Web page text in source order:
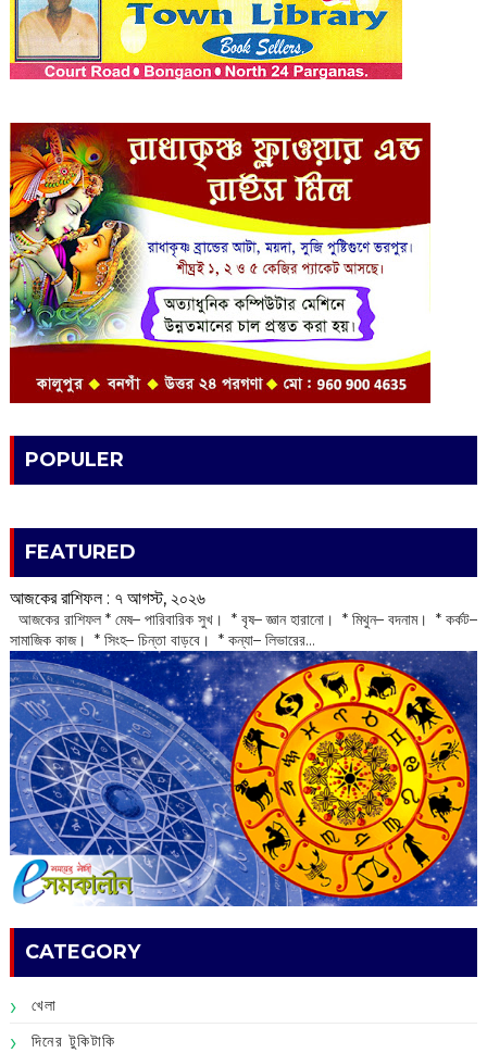
POPULER
FEATURED
আজকের রাশিফল :‌ ‌‌৭ আগস্ট, ২০২৬
‌ আজকের রাশিফল * মেষ– পারিবারিক সুখ। * বৃষ– জ্ঞান হারানো। * মিথুন– বদনাম। * কর্কট–
সামাজিক কাজ। * সিংহ– চিন্তা বাড়বে। * কন্যা– লিভারের...
CATEGORY
খেলা
দিনের টুকিটাকি